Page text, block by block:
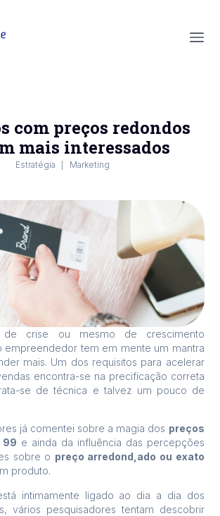
com preços redondos
mais interessados
Estratégia Marketing
de crise ou mesmo de crescimento
empreendedor tem em mente um mantra
mais. Um dos requisitos para acelerar
encontra-se na precificação correta
se de técnica e talvez um pouco de
já comentei sobre a magia dos preços
99 e ainda da influência das percepções
sobre o preço arredond,ado ou exato
produto.
intimamente ligado ao dia a dia dos
vários pesquisadores tentam descobrir